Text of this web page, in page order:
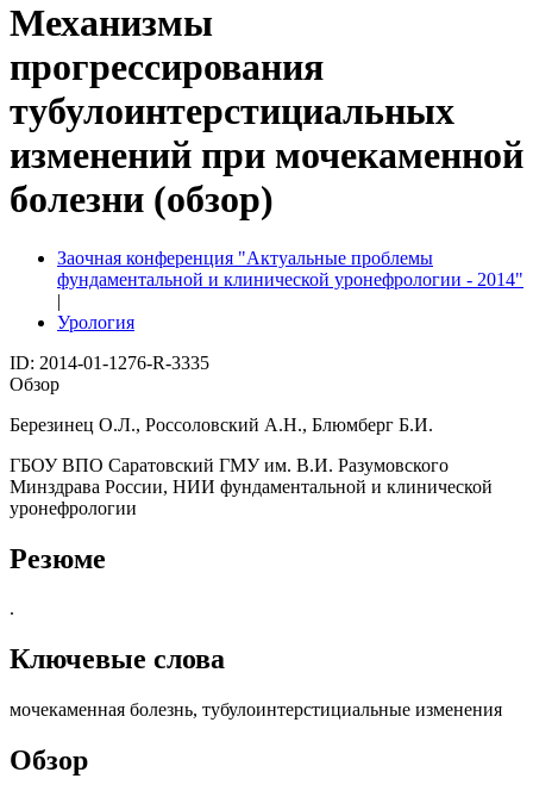
Механизмы
прогрессирования
тубулоинтерстициальных
изменений при мочекаменной
болезни (обзор)
Заочная конференция "Актуальные проблемы
фундаментальной и клинической уронефрологии - 2014"
|
Урология
ID: 2014-01-1276-R-3335
Обзор
Березинец О.Л., Россоловский А.Н., Блюмберг Б.И.
ГБОУ ВПО Саратовский ГМУ им. В.И. Разумовского
Минздрава России, НИИ фундаментальной и клинической
уронефрологии
Резюме
.
Ключевые слова
мочекаменная болезнь, тубулоинтерстициальные изменения
Обзор